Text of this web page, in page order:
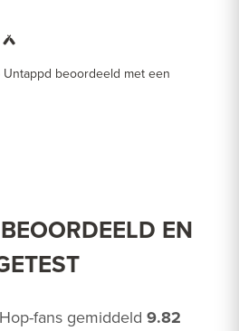
Untappd beoordeeld met een
EN
fans gemiddeld 9.82